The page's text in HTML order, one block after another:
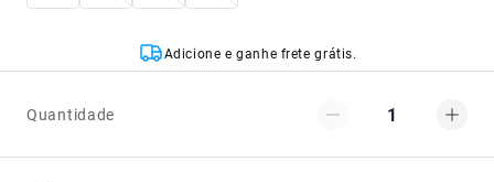
Adicione e ganhe frete grátis.
Quantidade 1